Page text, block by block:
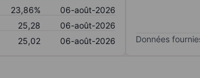
23,86%
06-août-2026
25,28
06-août-2026
25,02 06-août-2026 Données